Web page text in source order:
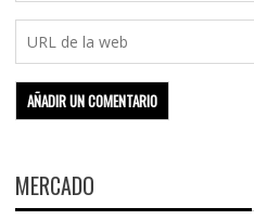
MERCADO